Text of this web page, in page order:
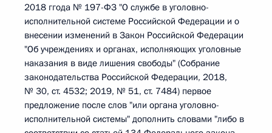
2018 ггода № 197-ФЗ "О службе в уголовно-
исполнительной системе Российской Федерации и о
внесении изменений в Закон Российской Федерации
"Об учреждениях и органах, исполняющих уголовные
наказания в виде лишения свободы" (Собрание
законодательства Российской Федерации, 2018,
№ 30, ст. 4532; 2019, № 51, ст. 7484) первое
предложение после слов "или органа уголовно-
исполнительной системы" дополнить словами "либо в